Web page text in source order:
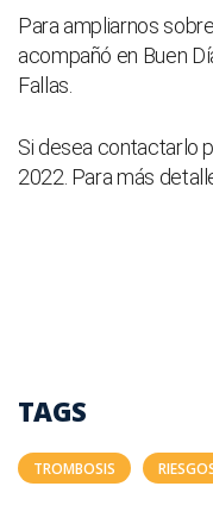
Para ampliarnos
acompañó en Buen
Fallas.
Si desea contactarlo
2022. Para más
TAGS
TROMBOSIS